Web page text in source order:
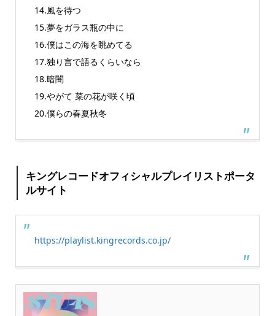
14.風を待つ
15.夢をガラス瓶の中に
16.僕はこの海を眺めてる
17.独り言で語るくらいなら
18.暗闇
19.やがて 菜の花が咲く頃
20.僕らの春夏秋冬
キングレコードオフィシャルプレイリストポータ
ルサイト
https://playlist.kingrecords.co.jp/